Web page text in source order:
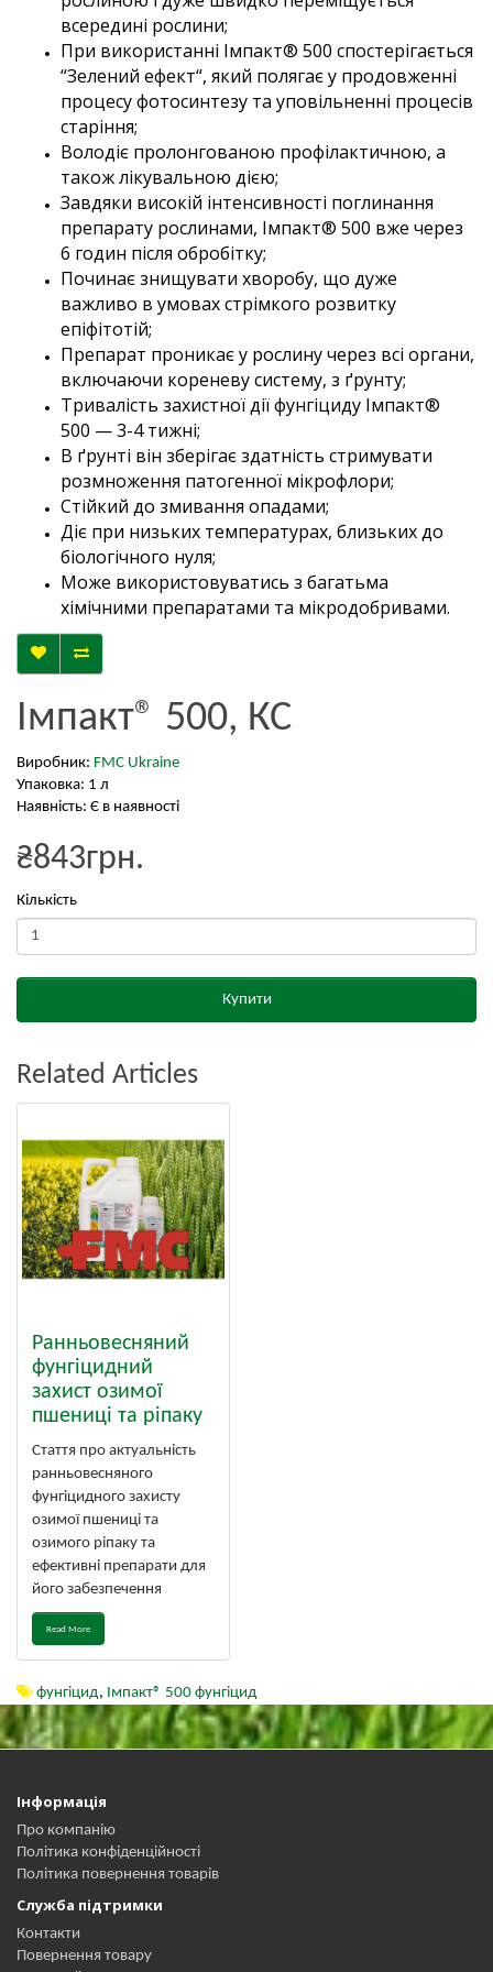
всередині рослини;
При використанні Імпакт® 500 спостерігається
“Зелений ефект“, який полягає у продовженні
процесу фотосинтезу та уповільненні процесів
старіння;
Володіє пролонгованою профілактичною, а
також лікувальною дією;
Завдяки високій інтенсивності поглинання
препарату рослинами, Імпакт® 500 вже через
6 годин після обробітку;
Починає знищувати хворобу, що дуже
важливо в умовах стрімкого розвитку
епіфітотій;
Препарат проникає у рослину через всі органи,
включаючи кореневу систему, з ґрунту;
Тривалість захистної дії фунгіциду Імпакт®
500 — 3-4 тижні;
В ґрунті він зберігає здатність стримувати
розмноження патогенної мікрофлори;
Стійкий до змивання опадами;
Діє при низьких температурах, близьких до
біологічного нуля;
Може використовуватись з багатьма
хімічними препаратами та мікродобривами.
Імпакт® 500, КС
Виробник: FMC Ukraine
Упаковка: 1 л
Наявність: Є в наявності
₴843грн.
Кількість
Купити
Related Articles
Ранньовесняний
фунгіцидний
захист озимої
пшениці та ріпаку
Стаття про актуальність
ранньовесняного
фунгіцидного захисту
озимої пшениці та
озимого ріпаку та
ефективні препарати для
його забезпечення
Read More
фунгіцид, Імпакт® 500 фунгіцид
Інформація
Про компанію
Політика конфіденційності
Політика повернення товарів
Служба підтримки
Контакти
Повернення товару